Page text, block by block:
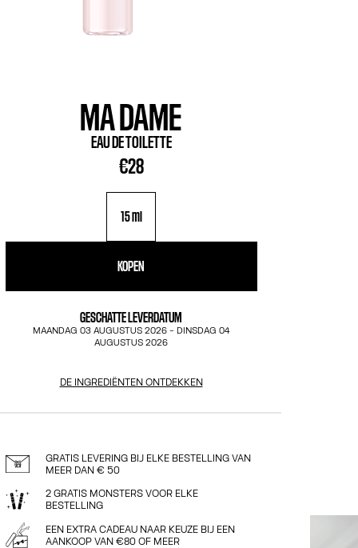
MA DAME
EAU DE TOILETTE
€28
15 ml
KOPEN
GESCHATTE LEVERDATUM
MAANDAG 03 AUGUSTUS 2026 - DINSDAG 04
AUGUSTUS 2026
DE INGREDIËNTEN ONTDEKKEN
GRATIS LEVERING BIJ ELKE BESTELLING VAN
MEER DAN € 50
2 GRATIS MONSTERS VOOR ELKE
BESTELLING
EEN EXTRA CADEAU NAAR KEUZE BIJ EEN
AANKOOP VAN €80 OF MEER